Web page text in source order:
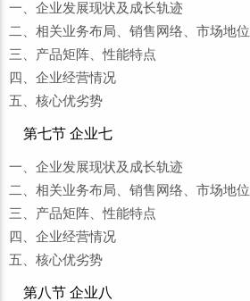
一、企业发展现状及成长轨迹
二、相关业务布局、销售网络、市场地位
三、产品矩阵、性能特点
四、企业经营情况
五、核心优劣势
第七节 企业七
一、企业发展现状及成长轨迹
二、相关业务布局、销售网络、市场地位
三、产品矩阵、性能特点
四、企业经营情况
五、核心优劣势
第八节 企业八